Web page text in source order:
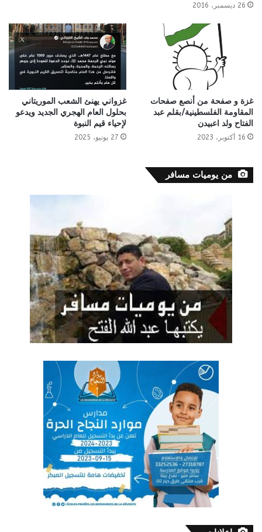
26 ديسمبر، 2016
غزة و صفحة من أنصع صفحات
المقاومة الفلسطينية/بقلم عبد
الفتاح ولد اعبيدن
16 أكتوبر، 2023
غزواني يهنئ الشعب الموريتاني
بحلول العام الهجري الجديد ويدعو
لإحياء قيم النبوة
27 يونيو، 2025
من يوميات مسافر